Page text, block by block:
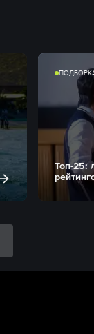
Топ-25: